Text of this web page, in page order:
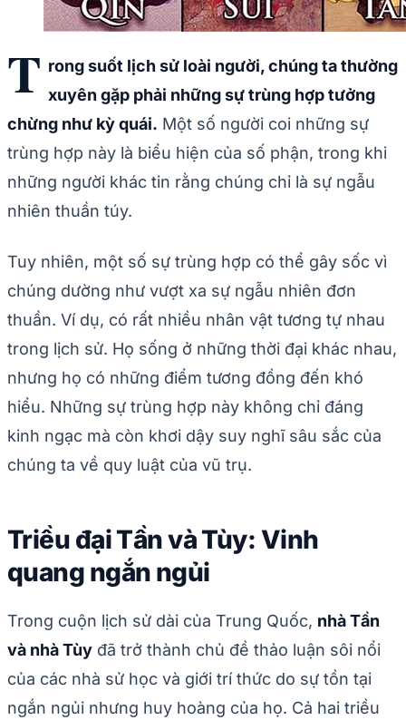
T rong suốt lịch sử loài người, chúng ta thường
xuyên gặp phải những sự trùng hợp tưởng
chừng như kỳ quái. Một số người coi những sự
trùng hợp này là biểu hiện của số phận, trong khi
những người khác tin rằng chúng chỉ là sự ngẫu
nhiên thuần túy.
Tuy nhiên, một số sự trùng hợp có thể gây sốc vì
chúng dường như vượt xa sự ngẫu nhiên đơn
thuần. Ví dụ, có rất nhiều nhân vật tương tự nhau
trong lịch sử. Họ sống ở những thời đại khác nhau,
nhưng họ có những điểm tương đồng đến khó
hiểu. Những sự trùng hợp này không chỉ đáng
kinh ngạc mà còn khơi dậy suy nghĩ sâu sắc của
chúng ta về quy luật của vũ trụ.
Triều đại Tần và Tùy: Vinh
quang ngắn ngủi
Trong cuộn lịch sử dài của Trung Quốc, nhà Tần
và nhà Tùy đã trở thành chủ đề thảo luận sôi nổi
của các nhà sử học và giới trí thức do sự tồn tại
ngắn ngủi nhưng huy hoàng của họ. Cả hai triều